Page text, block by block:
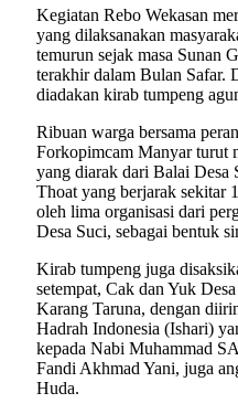
Kegiatan Rebo Wekasan
yang dilaksanakan
temurun sejak masa Sunan
terakhir dalam Bulan Safar.
diadakan kirab tumpeng
Ribuan warga bersama
Forkopimcam Manyar turut
yang diarak dari Balai Desa
Thoat yang berjarak sekitar
oleh lima organisasi dari
Desa Suci, sebagai bentuk
Kirab tumpeng juga
setempat, Cak dan Yuk
Karang Taruna, dengan
Hadrah Indonesia (Ishari)
kepada Nabi Muhammad
Fandi Akhmad Yani, juga
Huda.